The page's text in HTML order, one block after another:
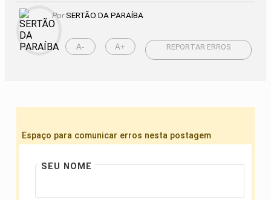
PorSERTÃO DA PARAÍBA
A- A+ REPORTAR ERROS
Espaço para comunicar erros nesta postagem
SEU NOME